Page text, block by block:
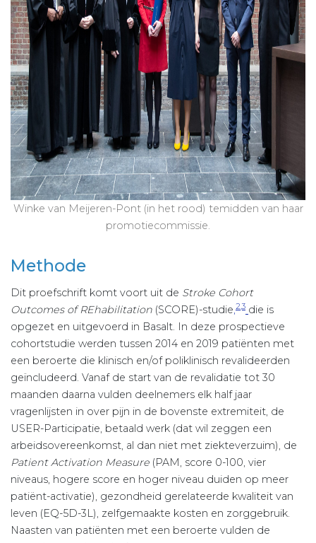
Winke van Meijeren-Pont (in het rood) temidden van haar
promotiecommissie.
Methode
Dit proefschrift komt voort uit de Stroke Cohort
Outcomes of REhabilitation (SCORE)-studie 2,3 die is
opgezet en uitgevoerd in Basalt. In deze prospectieve
cohortstudie werden tussen 2014 en 2019 patiënten met
een beroerte die klinisch en/of poliklinisch revalideerden
geïncludeerd. Vanaf de start van de revalidatie tot 30
maanden daarna vulden deelnemers elk half jaar
vragenlijsten in over pijn in de bovenste extremiteit, de
USER-Participatie, betaald werk (dat wil zeggen een
arbeidsovereenkomst, al dan niet met ziekteverzuim), de
Patient Activation Measure (PAM, score 0-100, vier
niveaus, hogere score en hoger niveau duiden op meer
patiënt-activatie), gezondheid gerelateerde kwaliteit van
leven (EQ-5D-3L), zelfgemaakte kosten en zorggebruik.
Naasten van patiënten met een beroerte vulden de